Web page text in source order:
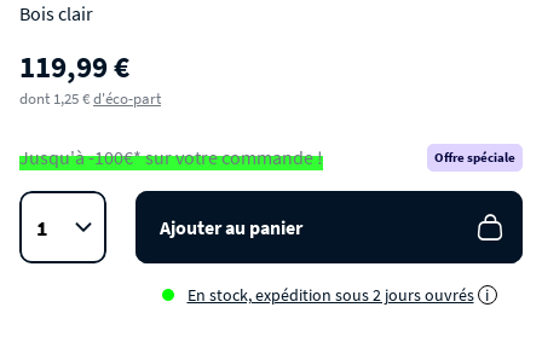
ELIO
Étagère en bois H156cm
Bois clair
119,99 €
dont 1,25 €d'éco-part
Jusqu'à -100€* sur votre commande ! Offre spéciale
Ajouter au panier
En stock, expédition sous 2 jours ouvrés i